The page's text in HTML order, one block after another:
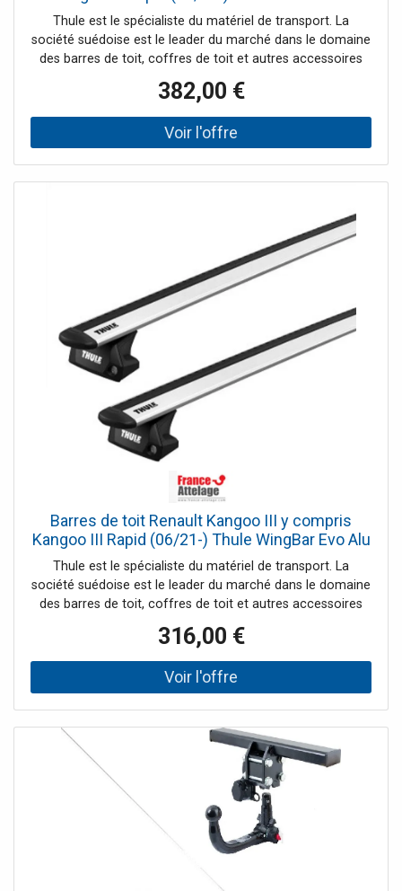
Thule est le spécialiste du matériel de transport. La
société suédoise est le leader du marché dans le domaine
des barres de toit, coffres de toit et autres accessoires
offre une large gamme de la marque Thule et vous
propose les meilleurs prix tout au long de l'année.
382,00 €
Barres de toit Renault Kangoo III y compris
Kangoo III Rapid (06/21-) Thule WingBar Evo Alu
Thule est le spécialiste du matériel de transport. La
société suédoise est le leader du marché dans le domaine
des barres de toit, coffres de toit et autres accessoires
offre une large gamme de la marque Thule et vous
propose les meilleurs prix tout au long de l'année.
316,00 €